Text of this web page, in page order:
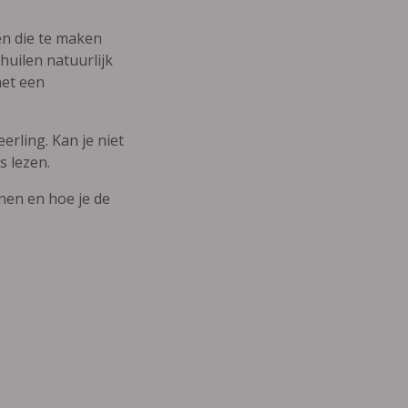
die te maken
natuurlijk
een
Kan je niet
lezen.
en hoe je de